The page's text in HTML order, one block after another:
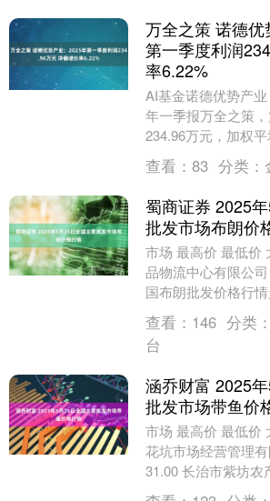
万全之策 诺德
第一季度利润
率6.22%
AI基金诺德优势产
年一季报万全之策
234.96万元，加权
0.0414元。报告期
查看： 83 分类：
蜀商证券 2025
批发市场布朗价
市场 最高价 最低价
品物流中心有限公
国布朗批发价格行
今日全国布朗批发
查看： 146 分类：
台
涵乔财富 2025
批发市场带鱼价
市场 最高价 最低价
花坑市场经营管理
31.00 长治市紫坊农
限公司 36.00 34.....